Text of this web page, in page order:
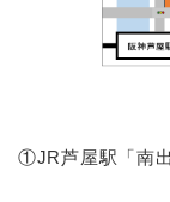
①JR芦屋駅「南